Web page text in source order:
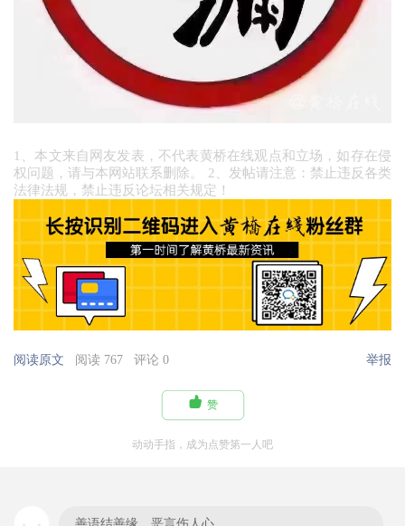
1、本文来自网友发表，不代表黄桥在线观点和立场，如存在侵
权问题，请与本网站联系删除。 2、发帖请注意：禁止违反各类
法律法规，禁止违反论坛相关规定！
阅读原文 阅读 767 评论 0 举报
 赞
动动手指，成为点赞第一人吧